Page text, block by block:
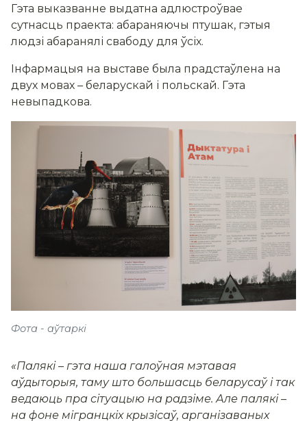
Гэта выказванне выдатна адлюстроўвае
сутнасць праекта: абараняючы птушак, гэтыя
людзі абаранялі свабоду для ўсіх.
Інфармацыя на выставе была прадстаўлена на
двух мовах – беларускай і польскай. Гэта
невыпадкова.
Фота - аўтаркі
«Палякі – гэта наша галоўная мэтавая
аўдыторыя, таму што большасць беларусаў і так
ведаюць пра сітуацыю на радзіме. Але палякі –
на фоне мігранцкіх крызісаў, арганізаваных